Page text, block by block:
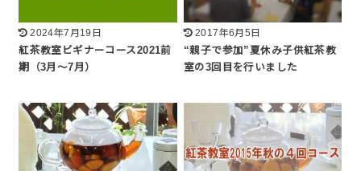
2024年7月19日
紅茶教室ビギナーコース2021前
期（3月～7月）
2017年6月5日
“親子で参加”夏休み子供紅茶教
室の3回目を行いました